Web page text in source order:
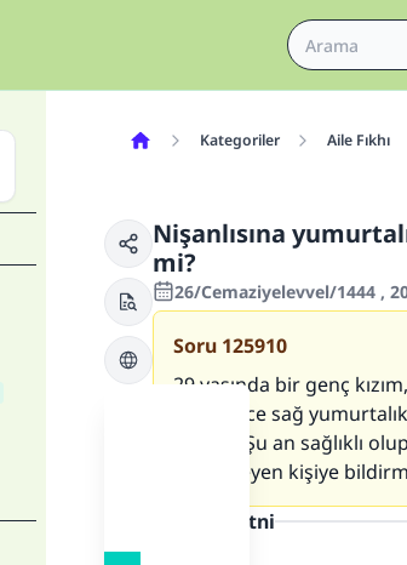
Kategoriler Aile Fıkhı
Nişanlısına
mi?
26/Cemaziyelevvel/1444 ,
Soru 125910
29 yaşında bir genç
sene önce sağ
kaldım. Şu an sağlıklı
beni isteyen kişiye
Cevap metni